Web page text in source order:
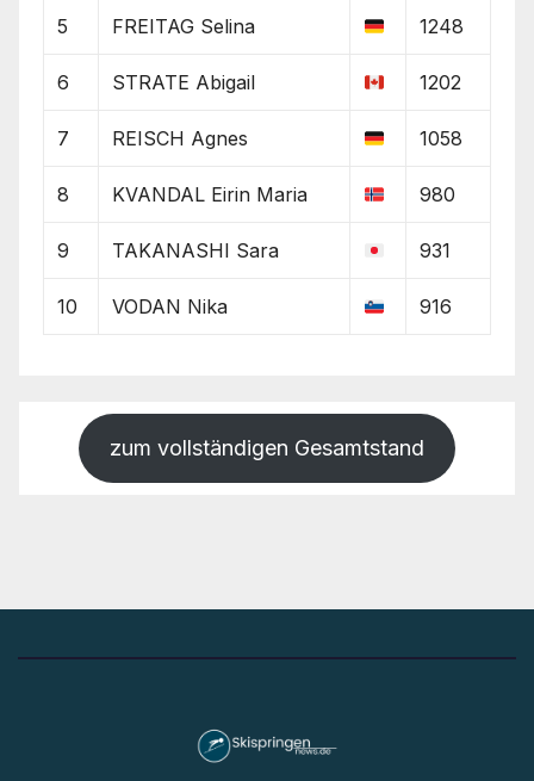
5 FREITAG Selina 1248
6 STRATE Abigail 1202
7 REISCH Agnes 1058
8 KVANDAL Eirin Maria 980
9 TAKANASHI Sara 931
10 VODAN Nika 916
zum vollständigen Gesamtstand